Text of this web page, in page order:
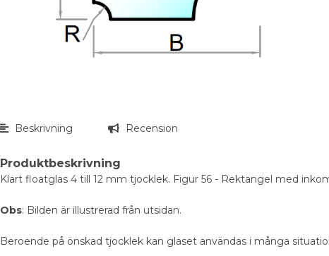
Beskrivning Recension
Produktbeskrivning
Klart floatglas 4 till 12 mm tjocklek. Figur 56 - Rektangel med
Obs: Bilden är illustrerad från utsidan.
Beroende på önskad tjocklek kan glaset användas i många